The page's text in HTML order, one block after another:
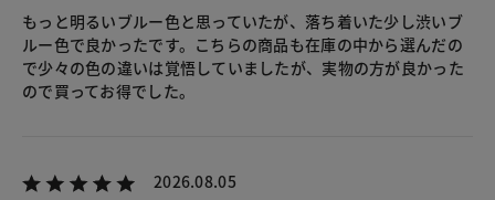
もっと明るいブルー色と思っていたが、落ち着いた少し渋いブ
ルー色で良かったです。こちらの商品も在庫の中から選んだの
で少々の色の違いは覚悟していましたが、実物の方が良かった
ので買ってお得でした。
2026.08.05